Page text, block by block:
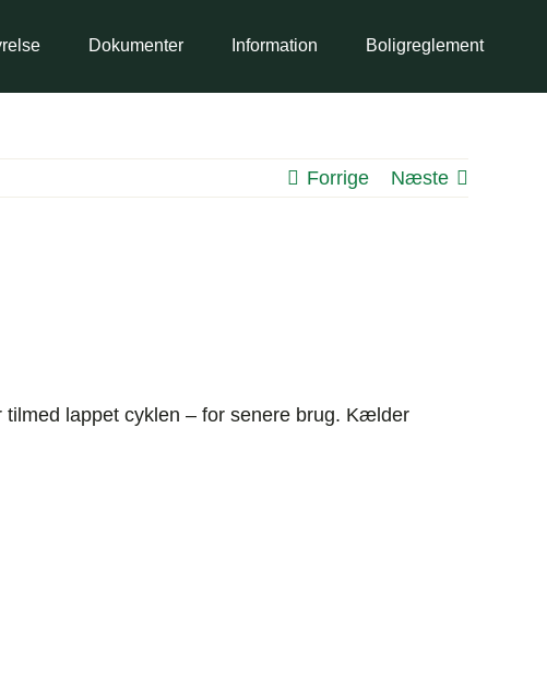
Dokumenter Information Boligreglement
Forrige Næste
lappet cyklen – for senere brug. Kælder